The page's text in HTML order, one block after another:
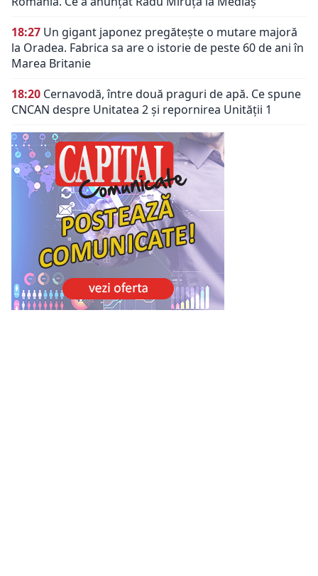
18:27 Un gigant japonez pregătește o mutare majoră
la Oradea. Fabrica sa are o istorie de peste 60 de ani în
Marea Britanie
18:20 Cernavodă, între două praguri de apă. Ce spune
CNCAN despre Unitatea 2 și repornirea Unității 1